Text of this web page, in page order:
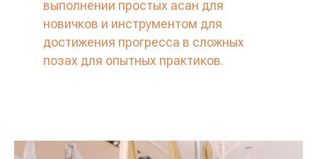
выполнении простых асан для
новичков и инструментом для
достижения прогресса в сложных
позах для опытных практиков.